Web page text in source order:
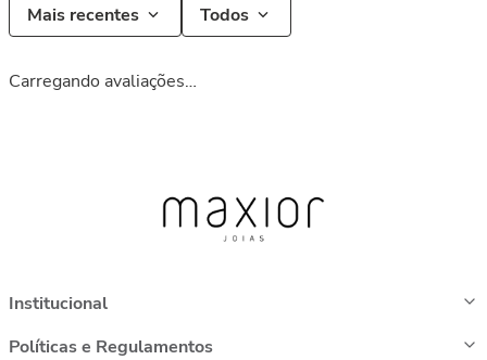
Mais recentes Todos
Carregando avaliações…
Institucional
Políticas e Regulamentos